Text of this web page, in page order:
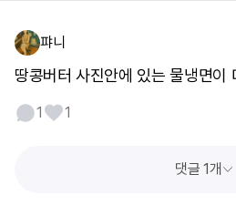
퍄니
땅콩버터 사진안에 있는 물냉면
1 1
댓글 1개